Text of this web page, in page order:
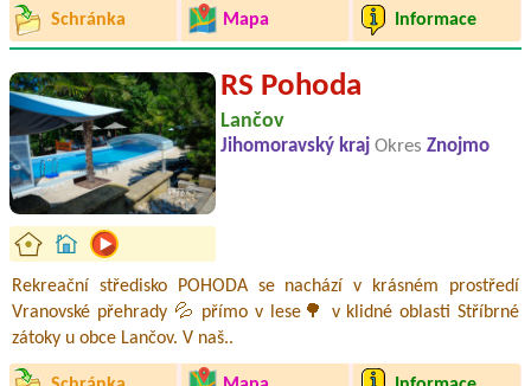
Schránka Mapa Informace
RS Pohoda
Lančov
Jihomoravský kraj Okres Znojmo
Rekreační středisko POHODA se nachází v krásném prostředí
Vranovské přehrady 💦 přímo v lese🌳 v klidné oblasti Stříbrné
zátoky u obce Lančov. V naš..